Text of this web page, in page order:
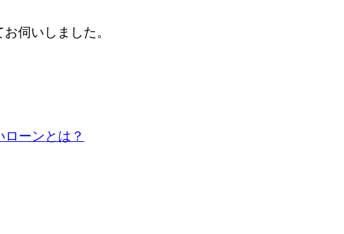
伺いしました。
ーンとは？